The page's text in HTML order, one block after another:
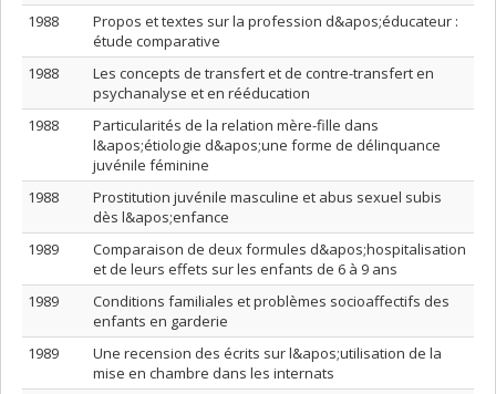
1988
Propos et textes sur la profession d&apos;éducateur :
étude comparative
1988
Les concepts de transfert et de contre-transfert en
psychanalyse et en rééducation
1988
Particularités de la relation mère-fille dans
l&apos;étiologie d&apos;une forme de délinquance
juvénile féminine
1988
Prostitution juvénile masculine et abus sexuel subis
dès l&apos;enfance
1989
Comparaison de deux formules d&apos;hospitalisation
et de leurs effets sur les enfants de 6 à 9 ans
1989
Conditions familiales et problèmes socioaffectifs des
enfants en garderie
1989
Une recension des écrits sur l&apos;utilisation de la
mise en chambre dans les internats